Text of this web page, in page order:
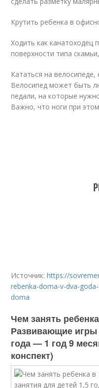
Крутить ребенка в
Ходить как канатоходец
поверхности типа
Кататься на
Велосипед может быть
педали, на которые
Важно, что ноги при
Источник:https://
rebenka-doma-v-dva-
doma
Чем занять
Развивающие игры
года — 1 год 9
конспект)